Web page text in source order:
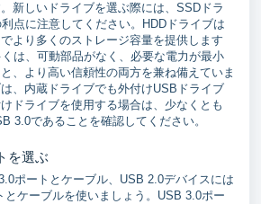
新しいドライブを選ぶ際には、SSDドラ
点に注意してください。HDDドライブは
より多くのストレージ容量を提供します
は、可動部品がなく、必要な電力が最小
、より高い信頼性の両方を兼ね備えていま
、内蔵ドライブでも外付けUSBドライブ
ドライブを使用する場合は、少なくとも
3.0であることを確認してください。
を選ぶ
ポートとケーブル、USB 2.0デバイスには
とケーブルを使いましょう。USB 3.0ポー